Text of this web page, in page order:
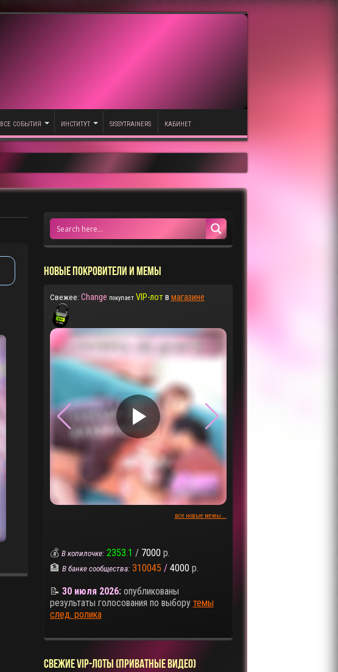
ВСЕ СОБЫТИЯ ИНСТИТУТ SISSYTRAINERS КАБИНЕТ
НОВЫЕ ПОКРОВИТЕЛИ И МЕМЫ
Свежее: Change покупает VIP-лотв магазине
▶
все новые мемы...
💰 В копилочке: 2353.1 / 7000 р.
🏦 В банке сообщества: 310045 / 4000 р.
📝 30 июля 2026:опубликованы
результаты голосования по выбору темы
след. ролика
СВЕЖИЕ VIP-ЛОТЫ (ПРИВАТНЫЕ ВИДЕО)